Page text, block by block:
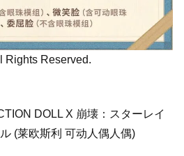
Rights Reserved.
DOLL X 崩壊：スターレイ
(莱欧斯利 可动人偶人偶)